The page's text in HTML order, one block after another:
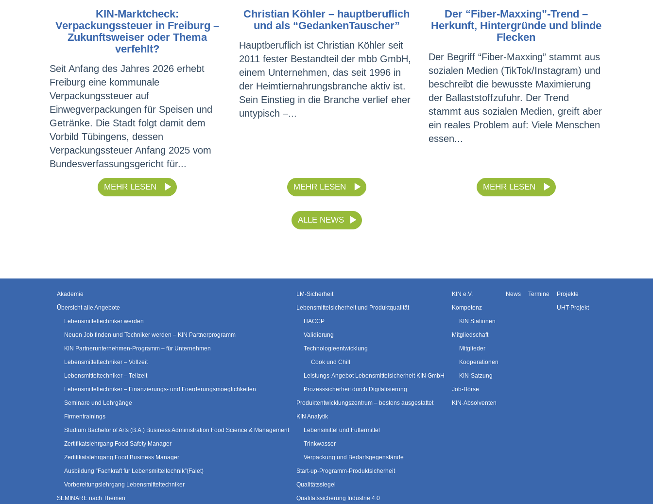
KIN-Marktcheck:
Verpackungssteuer in Freiburg –
Zukunftsweiser oder Thema
verfehlt?
Seit Anfang des Jahres 2026 erhebt
Freiburg eine kommunale
Verpackungssteuer auf
Einwegverpackungen für Speisen und
Getränke. Die Stadt folgt damit dem
Vorbild Tübingens, dessen
Verpackungssteuer Anfang 2025 vom
Bundesverfassungsgericht für...
MEHR LESEN
Christian Köhler – hauptberuflich
und als “GedankenTauscher”
Hauptberuflich ist Christian Köhler seit
2011 fester Bestandteil der mbb GmbH,
einem Unternehmen, das seit 1996 in
der Heimtiernahrungsbranche aktiv ist.
Sein Einstieg in die Branche verlief eher
untypisch –...
MEHR LESEN
Der “Fiber-Maxxing”-Trend –
Herkunft, Hintergründe und blinde
Flecken
Der Begriff “Fiber-Maxxing” stammt aus
sozialen Medien (TikTok/Instagram) und
beschreibt die bewusste Maximierung
der Ballaststoffzufuhr. Der Trend
stammt aus sozialen Medien, greift aber
ein reales Problem auf: Viele Menschen
essen...
MEHR LESEN
ALLE NEWS
Akademie
Übersicht alle Angebote
Lebensmitteltechniker werden
Neuen Job finden und Techniker werden – KIN Partnerprogramm
KIN Partnerunternehmen-Programm – für Unternehmen
Lebensmitteltechniker – Vollzeit
Lebensmitteltechniker – Teilzeit
Lebensmitteltechniker – Finanzierungs- und Foerderungsmoeglichkeiten
Seminare und Lehrgänge
Firmentrainings
Studium Bachelor of Arts (B.A.) Business Administration Food Science & Management
Zertifikatslehrgang Food Safety Manager
Zertifikatslehrgang Food Business Manager
Ausbildung “Fachkraft für Lebensmitteltechnik”(Falet)
Vorbereitungslehrgang Lebensmitteltechniker
SEMINARE nach Themen
LM-Sicherheit
Lebensmittelsicherheit und Produktqualität
HACCP
Validierung
Technologieentwicklung
Cook und Chill
Leistungs-Angebot Lebensmittelsicherheit KIN GmbH
Prozesssicherheit durch Digitalisierung
Produktentwicklungszentrum – bestens ausgestattet
KIN Analytik
Lebensmittel und Futtermittel
Trinkwasser
Verpackung und Bedarfsgegenstände
Start-up-Programm-Produktsicherheit
Qualitätssiegel
Qualitätssicherung Industrie 4.0
KIN e.V.
Kompetenz
KIN Stationen
Mitgliedschaft
Mitglieder
Kooperationen
KIN-Satzung
Job-Börse
KIN-Absolventen
News Termine
Projekte
UHT-Projekt